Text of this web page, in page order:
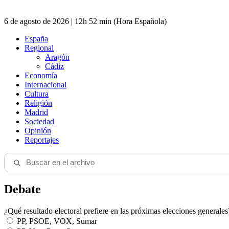
6 de agosto de 2026 | 12h 52 min (Hora Española)
España
Regional
Aragón
Cádiz
Economía
Internacional
Cultura
Religión
Madrid
Sociedad
Opinión
Reportajes
Debate
¿Qué resultado electoral prefiere en las próximas elecciones
PP, PSOE, VOX, Sumar